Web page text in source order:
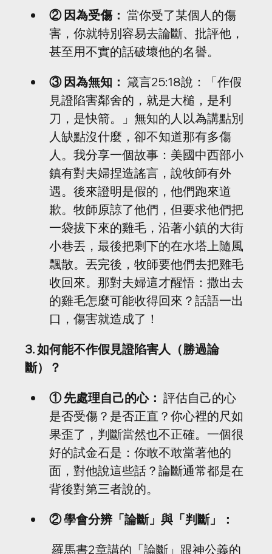
② 因為受傷： 當你受了某個人的傷
害，你就特別容易去論斷、批評他，
甚至用不實的話破壞他的名譽。
③ 因為無知： 箴言25:18說：「作假
見證陷害鄰舍的，就是大槌，是利
刀，是快箭。」無知的人以為講點別
人缺點沒什麼，卻不知道那有多傷
人。我分享一個故事：美國中西部小
鎮有對夫婦捏造謠言，說牧師有外
遇。後來證明是假的，他們跑來道
歉。牧師原諒了他們，但要求他們把
一袋拔下來的雞毛，沿著小鎮的大街
小巷丟，最後把剩下的在水塔上隨風
飄散。丟完後，牧師要他們去把雞毛
收回來。那對夫婦這才醒悟：撒出去
的雞毛怎麼可能收得回來？話語一出
口，傷害就造成了！
3. 如何能不作假見證陷害人（勝過論
斷）？
① 先處理自己的心： 評估自己的心
是否受傷？是否正直？你心裡的尺如
果歪了，判斷當然也不正確。一個很
好的試金石是：你敢不敢當著他的
面，對他說這些話？論斷通常都是在
背後對第三者說的。
② 學會分辨「論斷」與「判斷」：